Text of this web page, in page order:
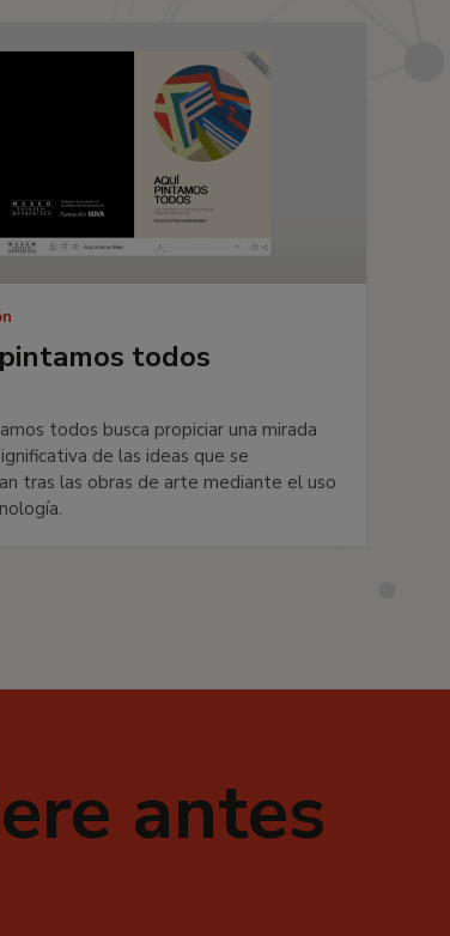
todos
todos busca propiciar una mirada
de las ideas que se
tras las obras de arte mediante el uso
antes